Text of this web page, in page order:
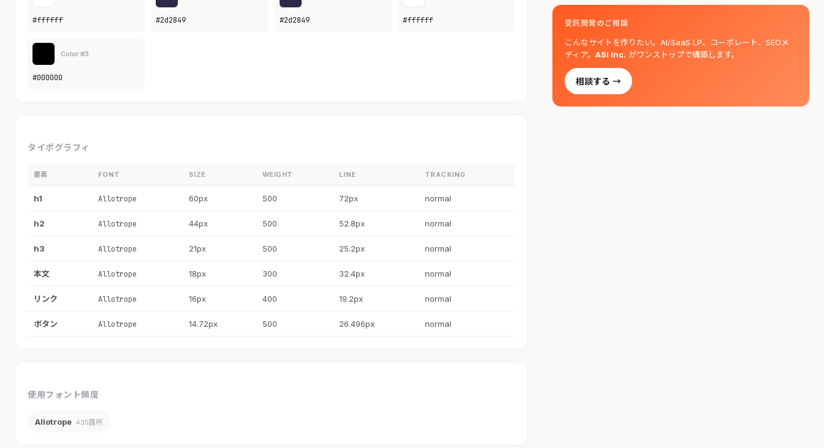
#ffffff #2d2849 #2d2849 #ffffff
Color #3
#000000
タイポグラフィ
要素 FONT SIZE WEIGHT LINE TRACKING
h1 Allotrope 60px 500 72px normal
h2 Allotrope 44px 500 52.8px normal
h3 Allotrope 21px 500 25.2px normal
本文 Allotrope 18px 300 32.4px normal
リンク Allotrope 16px 400 19.2px normal
ボタン Allotrope 14.72px 500 26.496px normal
使用フォント頻度
Allotrope 435箇所
受託開発のご相談
こんなサイトを作りたい。AI/SaaS LP、コーポレート、SEOメ
ディア。ASI Inc. がワンストップで構築します。
相談する →